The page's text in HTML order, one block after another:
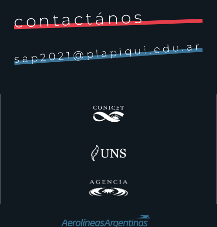
contactános
sap2021@plapiqui.edu.ar